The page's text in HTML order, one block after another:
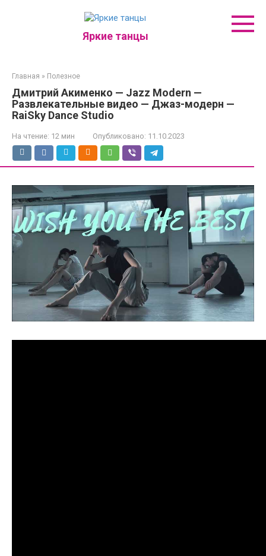
Яркие танцы
Главная » Полезное
Дмитрий Акименко — Jazz Modern —
Развлекательные видео — Джаз-модерн —
RaiSky Dance Studio
На чтение: 12 мин Опубликовано: 11.10.2023